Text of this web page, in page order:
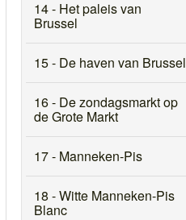
14 - Het paleis van
Brussel
15 - De haven van Brussel
16 - De zondagsmarkt op
de Grote Markt
17 - Manneken-Pis
18 - Witte Manneken-Pis
Blanc